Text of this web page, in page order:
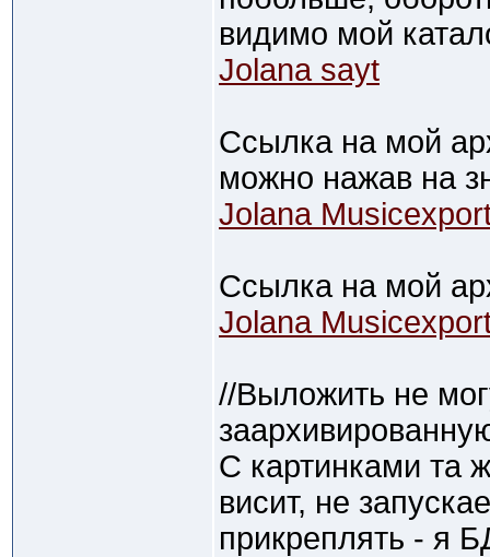
видимо мой
Jolana sayt
Ссылка на мой
можно нажав на
Jolana
Ссылка на мой
Jolana
//Выложить не
С картинками та
висит, не
прикреплять - я